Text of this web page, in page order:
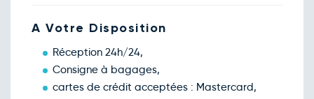
A Votre Disposition
Réception 24h/24,
Consigne à bagages,
cartes de crédit acceptées : Mastercard,